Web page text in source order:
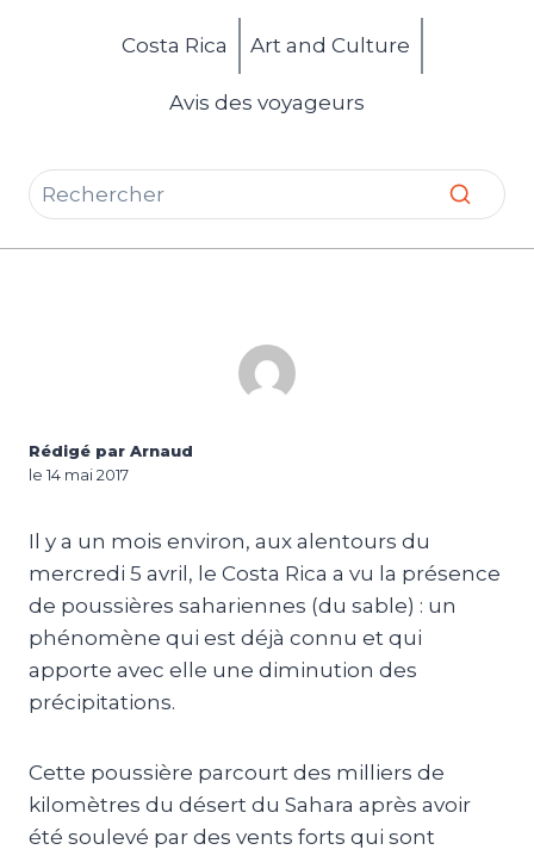
Costa Rica Art and Culture
Avis des voyageurs
Rédigé par Arnaud
le 14 mai 2017
Il y a un mois environ, aux alentours du
mercredi 5 avril, le Costa Rica a vu la présence
de poussières sahariennes (du sable) : un
phénomène qui est déjà connu et qui
apporte avec elle une diminution des
précipitations.
Cette poussière parcourt des milliers de
kilomètres du désert du Sahara après avoir
été soulevé par des vents forts qui sont